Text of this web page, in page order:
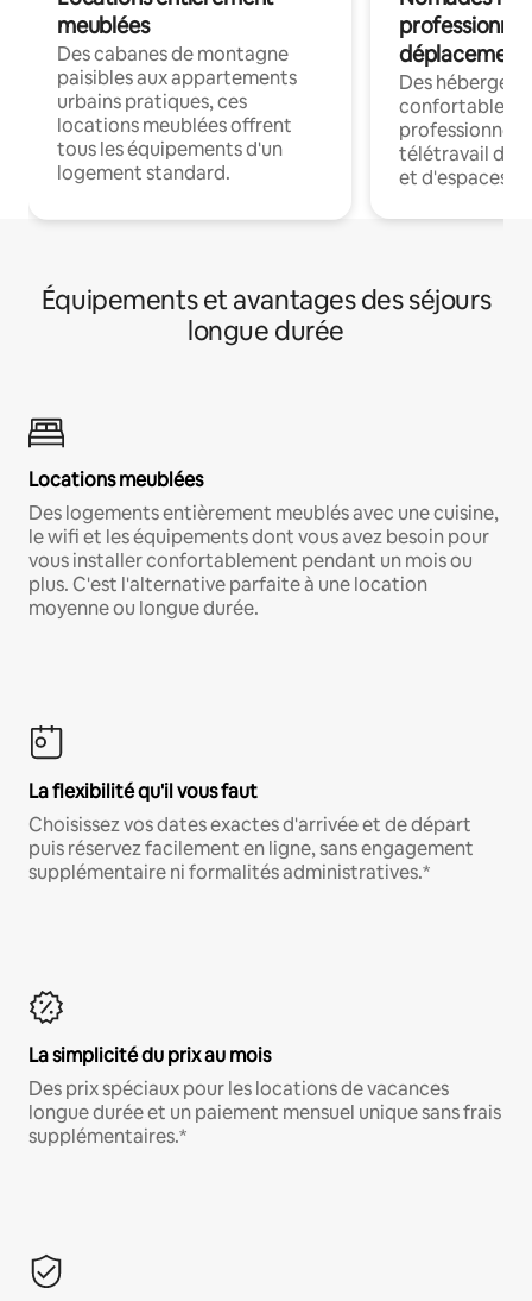
meublées
Des cabanes de montagne
paisibles aux appartements
urbains pratiques, ces
locations meublées offrent
tous les équipements d'un
logement standard.
déplacement
Des
confortables
professionnels
télétravail
et d'espaces
Équipements et avantages des séjours
longue durée
Locations meublées
Des logements entièrement meublés avec une cuisine,
le wifi et les équipements dont vous avez besoin pour
vous installer confortablement pendant un mois ou
plus. C'est l'alternative parfaite à une location
moyenne ou longue durée.
La flexibilité qu'il vous faut
Choisissez vos dates exactes d'arrivée et de départ
puis réservez facilement en ligne, sans engagement
supplémentaire ni formalités administratives.*
La simplicité du prix au mois
Des prix spéciaux pour les locations de vacances
longue durée et un paiement mensuel unique sans frais
supplémentaires.*